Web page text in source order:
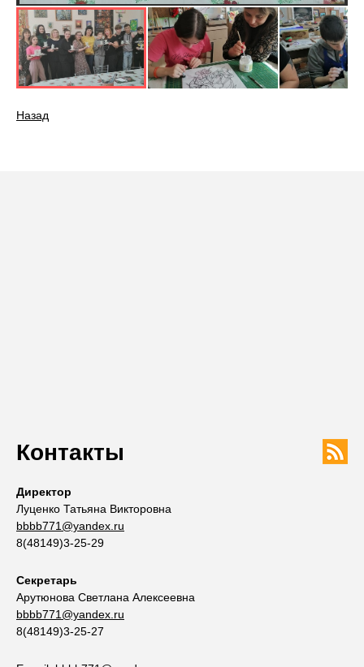
Назад
Контакты
Директор
Луценко Татьяна Викторовна
bbbb771@yandex.ru
8(48149)3-25-29
Секретарь
Арутюнова Светлана Алексеевна
bbbb771@yandex.ru
8(48149)3-25-27